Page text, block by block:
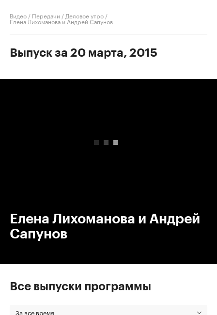
Видео / Передачи / Деловое утро /
Елена Лихоманова и Андрей Сапунов
Выпуск за 20 марта, 2015
Елена Лихоманова и Андрей
Сапунов
Все выпуски программы
За все время